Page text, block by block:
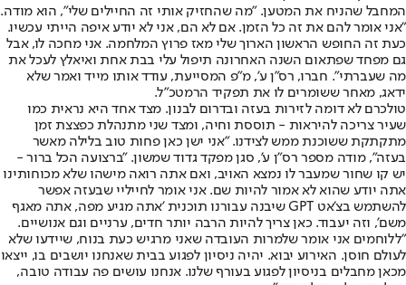
המחבל שהניח את המטען. "מה שהחזיק אותי זה החיילים שלי", הוא מודה.
"אני אומר להם את זה כל הזמן. אם לא הם, אני לא יודע איפה הייתי עכשיו.
כעת זה החופש הראשון הארוך שלי מאז פרוץ המלחמה. אני מחכה לו, אבל
גם מפחד שפתאום השנה האחרונה תיפול עלי בבת אחת ואיאלץ לעכל את
מה שעברתי". חברו, רס"ן ע', מ"פ המסייעת, עודד אותו מייד ואמר שלא
ידאג, מאחר ששומרים לו את תפקיד הרמטכ"ל.
טולכרם לא דומה לזירות בעזה ובדרום לבנון. מצד אחד היא נראית כמו
שעיר צריכה להיראות - תוססת וחיה, ומצד שני מתנהלת כפצצת זמן
מתקתקת ששוכנת ממש לצידנו. "אני ישן כאן פחות טוב בלילה מאשר
בעזה", מודה מספר רס"ן ע', סגן מפקד גדוד שמשון. "ברצועה הכל ברור -
יש קו שחור שמעבר לו נמצא האויב, ואם אתה רואה מישהו שלא מכוחותינו
אתה יודע שהוא לא אמור להיות שם. אני אומר לחייליי שבעזה אפשר
להשתמש בצ'אט GPT שיבנה עבורנו תוכנית 'אתה מגיע מפה, אתה מאגף
משם', וזה יעבוד. כאן צריך להיות הרבה יותר חדים, ערניים וגם אנושיים.
"ללוחמים אני אומר שלמרות העובדה שאני מרגיש כעת בנוח, שיידעו שלא
לעולם חוסן. האירוע יבוא. יהיה ניסיון לפגוע בבית שאנחנו יושבים בו, ייצאו
מכאן מחבלים בניסיון לפגוע בעורף שלנו. אנחנו עושים פה עבודה טובה,